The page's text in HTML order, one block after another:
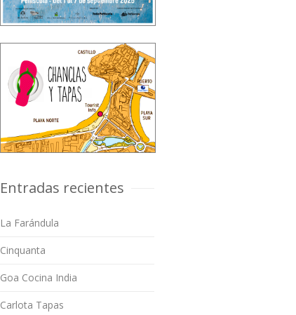
Entradas recientes
La Farándula
Cinquanta
Goa Cocina India
Carlota Tapas